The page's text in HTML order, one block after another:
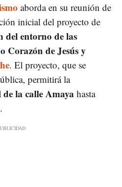
aborda en su reunión de
inicial del proyecto de
entorno de las
Corazón de Jesús y
. El proyecto, que se
permitirá la
la calle Amaya hasta